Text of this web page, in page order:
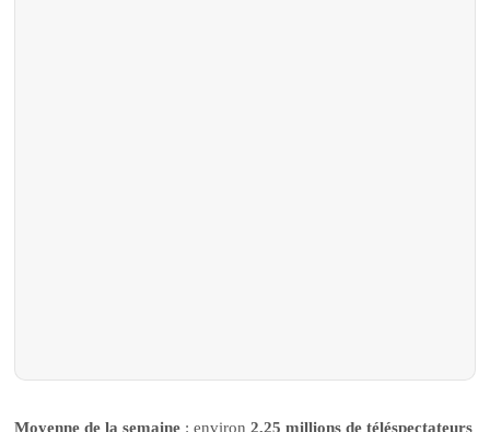
Moyenne de la semaine : environ2,25 millions de téléspectateurs